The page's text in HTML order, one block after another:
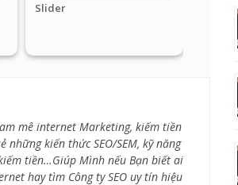
Slider
mê internet Marketing, kiếm tiền
những kiến thức SEO/SEM, kỹ năng
tiền…Giúp Mình nếu Bạn biết ai
hay tìm Công ty SEO uy tín hiệu